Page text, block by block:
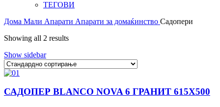
ТЕГОВИ
Дома Мали Апарати Апарати за домаќинство Садопери
Showing all 2 results
Show sidebar
САДОПЕР BLANCO NOVA 6 ГРАНИТ 615Х500